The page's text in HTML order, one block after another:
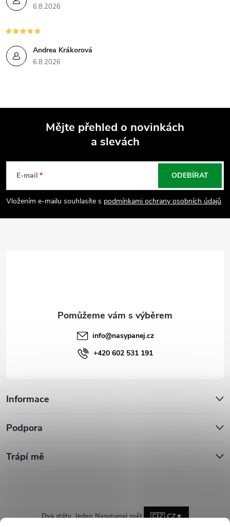
6.8.2026
Andrea Krákorová
6.8.2026
p
a
Mějte přehled o novinkách
a slevách
E-mail
Vložením e-mailu souhlasíte s podmínkami ochrany osobních údajů
ODEBÍRAT
Informace
Podpora
Trápí mě
info@nasypanej.cz
+420 602 531 191
Dva státy. Jeden Nasypanej svět. 🇨🇿 CZ▼